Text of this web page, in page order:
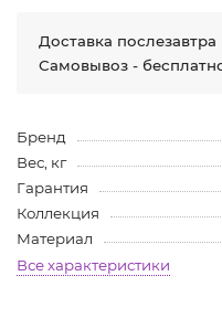
Доставка
Самовывоз -
Бренд
Вес, кг
Гарантия
Коллекция
Материал
Все характеристики